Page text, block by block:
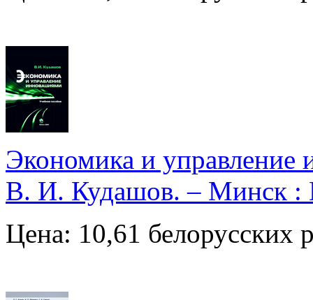
Экономика и управление
В. И. Кудашов. – Минск
Цена: 10,61 белорусских